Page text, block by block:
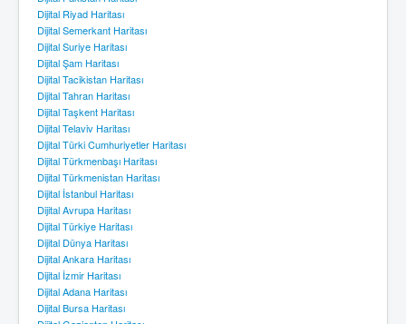
Dijital Riyad Haritası
Dijital Semerkant Haritası
Dijital Suriye Haritası
Dijital Şam Haritası
Dijital Tacikistan Haritası
Dijital Tahran Haritası
Dijital Taşkent Haritası
Dijital Telaviv Haritası
Dijital Türki Cumhuriyetler Haritası
Dijital Türkmenbaşı Haritası
Dijital Türkmenistan Haritası
Dijital İstanbul Haritası
Dijital Avrupa Haritası
Dijital Türkiye Haritası
Dijital Dünya Haritası
Dijital Ankara Haritası
Dijital İzmir Haritası
Dijital Adana Haritası
Dijital Bursa Haritası